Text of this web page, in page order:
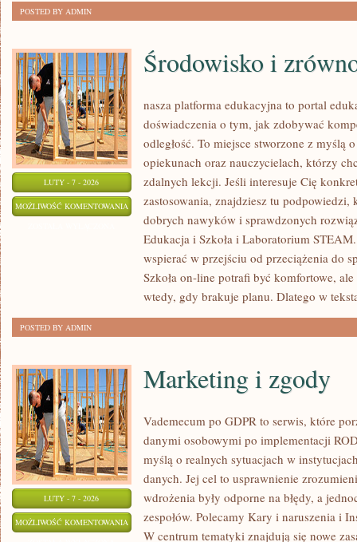
POSTED BY ADMIN
LUTY - 7 - 2026
MOŻLIWOŚĆ KOMENTOWANIA ŚRODOWISKO
ZRÓWNOWAŻONY
ROZWÓJ
Środowisko i
nasza platforma edukacyjna to portal
doświadczenia o tym, jak zdobywać
odległość. To miejsce stworzone z myślą
opiekunach oraz nauczycielach, którzy
zdalnych lekcji. Jeśli interesuje Cię
zastosowania, znajdziesz tu
dobrych nawyków i sprawdzonych
Edukacja i Szkoła i Laboratorium
wspierać w przejściu od przeciążenia do
Szkoła on-line potrafi być komfortowe,
wtedy, gdy brakuje planu. Dlatego w
POSTED BY ADMIN
LUTY - 7 - 2026
MOŻLIWOŚĆ KOMENTOWANIA MARKETING
Marketing i zgody
Vademecum po GDPR to serwis, które
danymi osobowymi po implementacji
myślą o realnych sytuacjach w
danych. Jej cel to usprawnienie
wdrożenia były odporne na błędy, a
zespołów. Polecamy Kary i naruszenia i
W centrum tematyki znajdują się nowe